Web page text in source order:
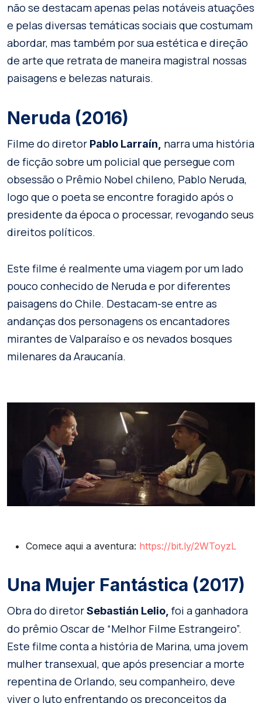
não se destacam apenas pelas notáveis atuações
e pelas diversas temáticas sociais que costumam
abordar, mas também por sua estética e direção
de arte que retrata de maneira magistral nossas
paisagens e belezas naturais.
Neruda (2016)
Filme do diretor Pablo Larraín, narra uma história
de ficção sobre um policial que persegue com
obsessão o Prêmio Nobel chileno, Pablo Neruda,
logo que o poeta se encontre foragido após o
presidente da época o processar, revogando seus
direitos políticos.
Este filme é realmente uma viagem por um lado
pouco conhecido de Neruda e por diferentes
paisagens do Chile. Destacam-se entre as
andanças dos personagens os encantadores
mirantes de Valparaíso e os nevados bosques
milenares da Araucanía.
Comece aqui a aventura: https://bit.ly/2WToyzL
Una Mujer Fantástica (2017)
Obra do diretorSebastián Lelio, foi a ganhadora
do prêmio Oscar de “Melhor Filme Estrangeiro”.
Este filme conta a história de Marina, uma jovem
mulher transexual, que após presenciar a morte
repentina de Orlando, seu companheiro, deve
viver o luto enfrentando os preconceitos da